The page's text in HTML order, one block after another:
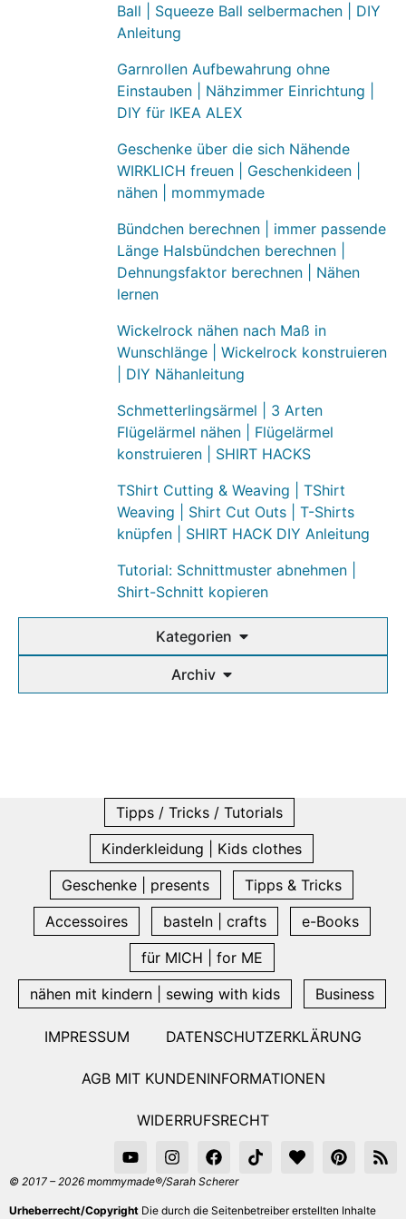
Ball | Squeeze Ball selbermachen | DIY
Anleitung
Garnrollen Aufbewahrung ohne
Einstauben | Nähzimmer Einrichtung |
DIY für IKEA ALEX
Geschenke über die sich Nähende
WIRKLICH freuen | Geschenkideen |
nähen | mommymade
Bündchen berechnen | immer passende
Länge Halsbündchen berechnen |
Dehnungsfaktor berechnen | Nähen
lernen
Wickelrock nähen nach Maß in
Wunschlänge | Wickelrock konstruieren
| DIY Nähanleitung
Schmetterlingsärmel | 3 Arten
Flügelärmel nähen | Flügelärmel
konstruieren | SHIRT HACKS
TShirt Cutting & Weaving | TShirt
Weaving | Shirt Cut Outs | T-Shirts
knüpfen | SHIRT HACK DIY Anleitung
Tutorial: Schnittmuster abnehmen |
Shirt-Schnitt kopieren
Kategorien
Archiv
Tipps / Tricks / Tutorials
Kinderkleidung | Kids clothes
Geschenke | presents
Tipps & Tricks
Accessoires
basteln | crafts
e-Books
für MICH | for ME
nähen mit kindern | sewing with kids
Business
IMPRESSUM DATENSCHUTZERKLÄRUNG
AGB MIT KUNDENINFORMATIONEN
WIDERRUFSRECHT
© 2017 – 2026 mommymade®/Sarah Scherer
Urheberrecht/Copyright Die durch die Seitenbetreiber erstellten Inhalte